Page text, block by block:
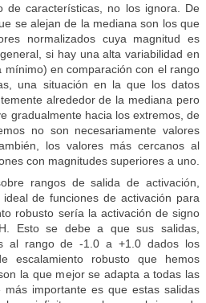
de características, no los ignora. De
se alejan de la mediana son los que
normalizados cuya magnitud es
si hay una alta variabilidad en
mínimo) en comparación con el rango
una situación en la que los datos
alrededor de la mediana pero
gradualmente hacia los extremos, de
no son necesariamente valores
los valores más cercanos al
con magnitudes superiores a uno.
rangos de salida de activación,
de funciones de activación para
robusto sería la activación de signo
Esto se debe a que sus salidas,
al rango de -1.0 a +1.0 dados los
escalamiento robusto que hemos
la que mejor se adapta a todas las
más importante es que estas salidas